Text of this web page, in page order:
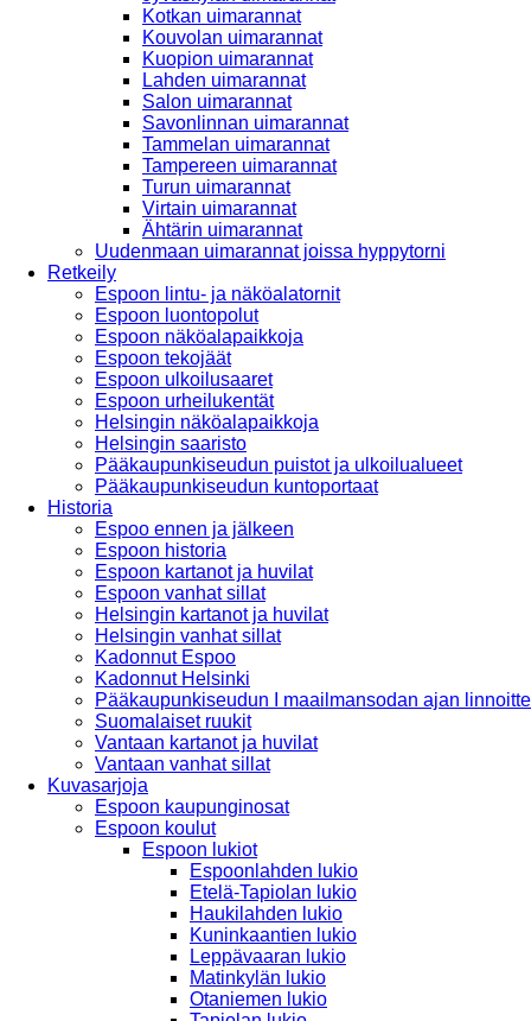
Kotkan uimarannat
Kouvolan uimarannat
Kuopion uimarannat
Lahden uimarannat
Salon uimarannat
Savonlinnan uimarannat
Tammelan uimarannat
Tampereen uimarannat
Turun uimarannat
Virtain uimarannat
Ähtärin uimarannat
Uudenmaan uimarannat joissa hyppytorni
Retkeily
Espoon lintu- ja näköalatornit
Espoon luontopolut
Espoon näköalapaikkoja
Espoon tekojäät
Espoon ulkoilusaaret
Espoon urheilukentät
Helsingin näköalapaikkoja
Helsingin saaristo
Pääkaupunkiseudun puistot ja ulkoilualueet
Pääkaupunkiseudun kuntoportaat
Historia
Espoo ennen ja jälkeen
Espoon historia
Espoon kartanot ja huvilat
Espoon vanhat sillat
Helsingin kartanot ja huvilat
Helsingin vanhat sillat
Kadonnut Espoo
Kadonnut Helsinki
Pääkaupunkiseudun I maailmansodan ajan
Suomalaiset ruukit
Vantaan kartanot ja huvilat
Vantaan vanhat sillat
Kuvasarjoja
Espoon kaupunginosat
Espoon koulut
Espoon lukiot
Espoonlahden lukio
Etelä-Tapiolan lukio
Haukilahden lukio
Kuninkaantien lukio
Leppävaaran lukio
Matinkylän lukio
Otaniemen lukio